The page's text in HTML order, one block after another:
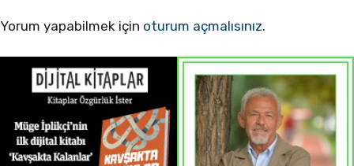
Yorum yapabilmek için oturum açmalısınız.